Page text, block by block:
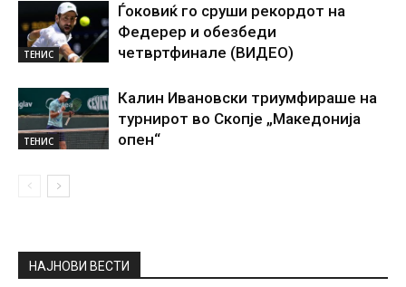
ТЕНИС
Ѓоковиќ го сруши рекордот на
Федерер и обезбеди
четвртфинале (ВИДЕО)
ТЕНИС
Калин Ивановски триумфираше на
турнирот во Скопје „Македонија
опен“
НАЈНОВИ ВЕСТИ